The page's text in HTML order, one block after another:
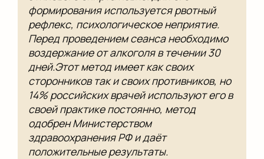
формирования используется рвотный
рефлекс, психологическое неприятие.
Перед проведением сеанса необходимо
воздержание от алкоголя в течении 30
дней.Этот метод имеет как своих
сторонников так и своих противников, но
14% российских врачей используют его в
своей практике постоянно, метод
одобрен Министерством
здравоохранения РФ и даёт
положительные результаты.